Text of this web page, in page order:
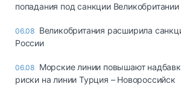
попадания под санкции Великобритании
06.08 Великобритания расширила
России
06.08 Морские линии повышают
риски на линии Турция – Новороссийск